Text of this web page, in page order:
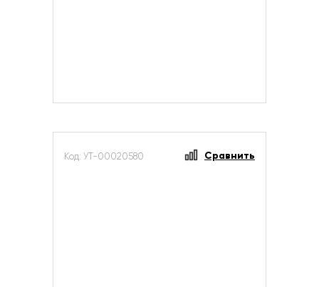
Код: УТ-00020580 Сравнить